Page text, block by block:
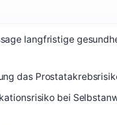
langfristige
das
bei